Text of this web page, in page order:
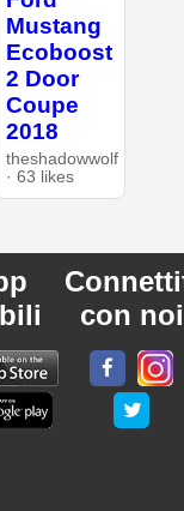
Mustang
Ecoboost
2 Door
Coupe
2018
theshadowwolf
· 63 likes
con noi